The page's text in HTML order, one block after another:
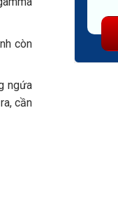
còn
ngứa
cần